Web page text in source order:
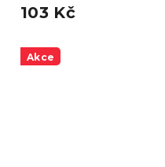
103 Kč
Akce